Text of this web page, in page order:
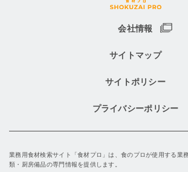
会社情報
サイトマップ
サイトポリシー
プライバシーポリシー
業務用食材検索サイト「食材プロ」は、食のプロが使用する業
類・厨房備品の専門情報を提供します。